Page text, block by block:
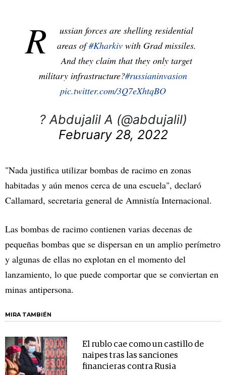
R
ussian forces are shelling residential
areas of#Kharkivwith Grad missiles.
And they claim that they only target
military infrastructure?#russianinvasion
pic.twitter.com/3Q7eXhtqBO
? Abdujalil A (@abdujalil)
February 28, 2022
"Nada justifica utilizar bombas de racimo en zonas
habitadas y aún menos cerca de una escuela", declaró
Callamard, secretaria general de Amnistía Internacional.
Las bombas de racimo contienen varias decenas de
pequeñas bombas que se dispersan en un amplio perímetro
y algunas de ellas no explotan en el momento del
lanzamiento, lo que puede comportar que se conviertan en
minas antipersona.
MIRA TAMBIÉN
El rublo cae como un castillo de
naipes tras las sanciones
financieras contra Rusia